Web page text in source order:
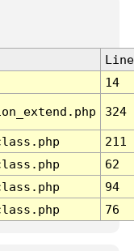
Line
14
324
211
62
94
76